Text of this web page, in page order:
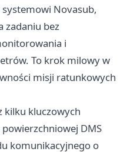
Novasub,
zadaniu bez
i
To krok milowy w
misji ratunkowych
kilku kluczowych
DMS
komunikacyjnego o